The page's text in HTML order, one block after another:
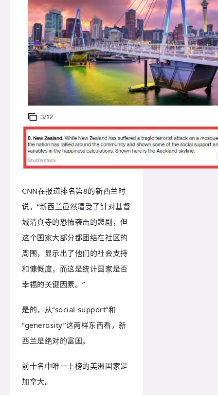
CNN在报道排名第8的新西兰时
说，“新西兰虽然遭受了针对基督
城清真寺的恐怖袭击的悲剧，但
这个国家大部分都团结在社区的
周围，显示出了他们的社会支持
和慷慨度，而这是统计国家是否
幸福的关键因素。”
是的，从“social support”和
“generosity”这两样东西看，新
西兰是绝对的富国。
前十名中唯一上榜的美洲国家是
加拿大。